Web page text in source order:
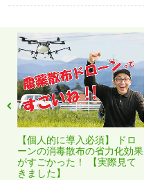
【個人的に導入必須】 ドロ
ーンの消毒散布の省力化効果
がすごかった！ 【実際見て
きました】